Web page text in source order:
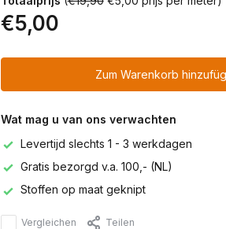
€5,00
Zum Warenkorb
Wat mag u van ons verwachten
Levertijd slechts 1 - 3 werkdagen
Gratis bezorgd v.a. 100,- (NL)
Stoffen op maat geknipt
Vergleichen Teilen